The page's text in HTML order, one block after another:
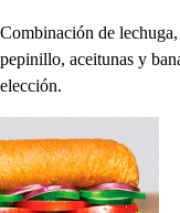
Combinación de
pepinillo, aceitunas y
elección.